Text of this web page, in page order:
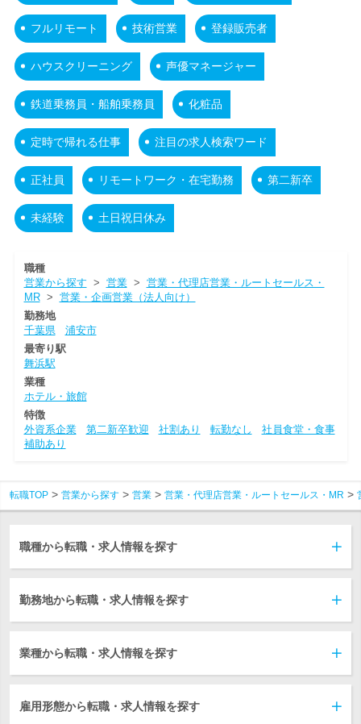
フルリモート 技術営業 登録販売者
ハウスクリーニング 声優マネージャー
鉄道乗務員・船舶乗務員 化粧品
定時で帰れる仕事 注目の求人検索ワード
正社員 リモートワーク・在宅勤務 第二新卒
未経験 土日祝日休み
職種
営業から探す > 営業> 営業・代理店営業・ルートセールス・
MR> 営業・企画営業（法人向け）
勤務地
千葉県
浦安市
最寄り駅
舞浜駅
業種
ホテル・旅館
特徴
外資系企業
第二新卒歓迎 社割あり 転勤なし
社員食堂・食事
補助あり
転職TOP 営業から探す 営業 営業・代理店営業・ルートセールス・MR
職種から転職・求人情報を探す
勤務地から転職・求人情報を探す
業種から転職・求人情報を探す
雇用形態から転職・求人情報を探す